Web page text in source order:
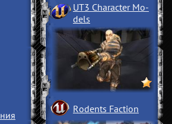
UT3 Character Mo­
dels
Rodents Faction